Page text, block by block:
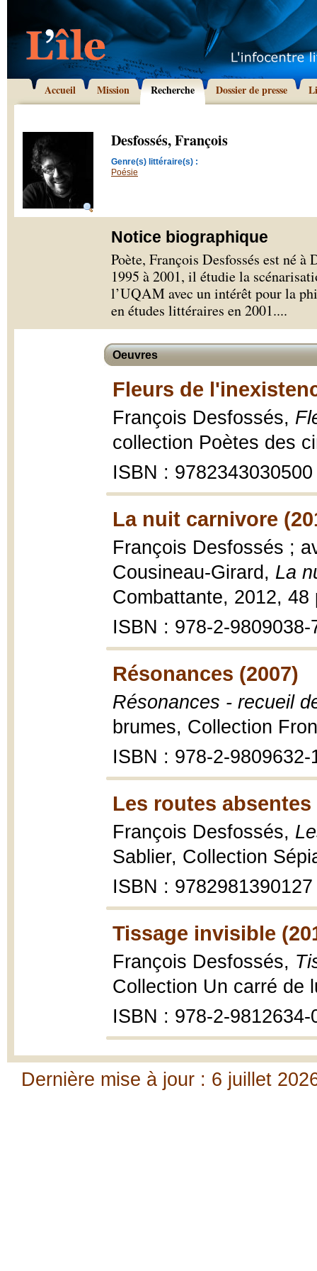
Accueil Mission Recherche Dossier de presse
Desfossés, François
Genre(s) littéraire(s) :
Poésie
Notice biographique
Poète, François Desfossés est né
1995 à 2001, il étudie la
l’UQAM avec un intérêt pour la
en études littéraires en 2001....
Oeuvres
Fleurs de
François Desfossés,
collection Poètes des
ISBN : 9782343030500
La nuit carnivore
François Desfossés ;
Cousineau-Girard, La
Combattante, 2012, 48
ISBN : 978-2-9809038-
Résonances (2007)
Résonances - recueil
brumes, Collection
ISBN : 978-2-9809632-
Les routes absentes
François Desfossés,
Sablier, Collection
ISBN : 9782981390127
Tissage invisible
François Desfossés,
Collection Un carré de
ISBN : 978-2-9812634-
Dernière mise à jour : 6 juillet